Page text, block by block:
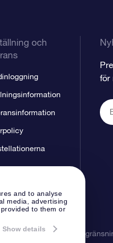
and to analyse
media, advertising
to them or
Show details
och
för
&